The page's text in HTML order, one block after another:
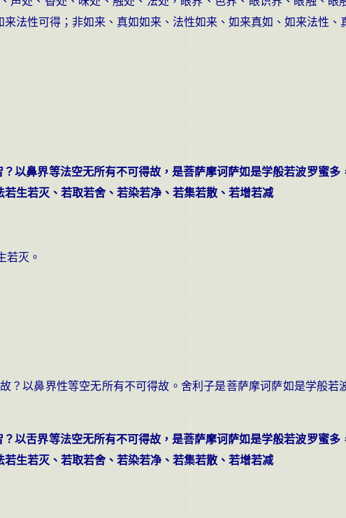
法性可得；非如来、真如如来、法性如来、如来真如、如来法性、
以鼻界等法空无所有不可得故，是菩萨摩诃萨如是学般若波罗蜜多
生若灭、若取若舍、若染若净、若集若散、若增若减
若灭。
？以鼻界性等空无所有不可得故。舍利子是菩萨摩诃萨如是学般若
以舌界等法空无所有不可得故，是菩萨摩诃萨如是学般若波罗蜜多
生若灭、若取若舍、若染若净、若集若散、若增若减